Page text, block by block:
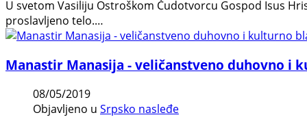
U svetom Vasiliju Ostroškom Čudotvorcu Gospod Isus
proslavljeno telo.…
Manastir Manasija - veličanstveno duhovno i
08/05/2019
Objavljeno u Srpsko nasleđe